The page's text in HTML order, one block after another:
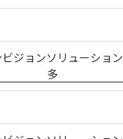
ジョンソリューショ
多